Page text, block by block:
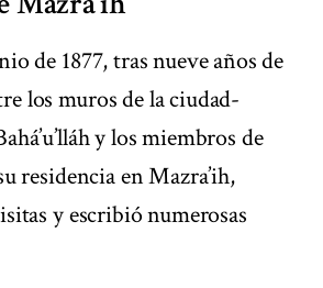
de 1877, tras nueve años de
los muros de la ciudad-
y los miembros de
residencia en Mazra’ih,
y escribió numerosas